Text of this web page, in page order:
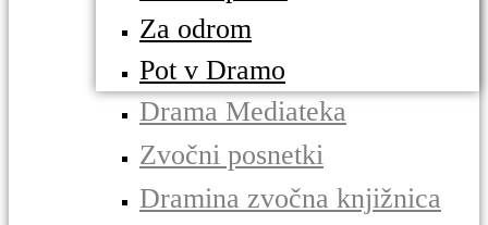
Za odrom
Pot v Dramo
Drama Mediateka
Zvočni posnetki
Dramina zvočna knjižnica